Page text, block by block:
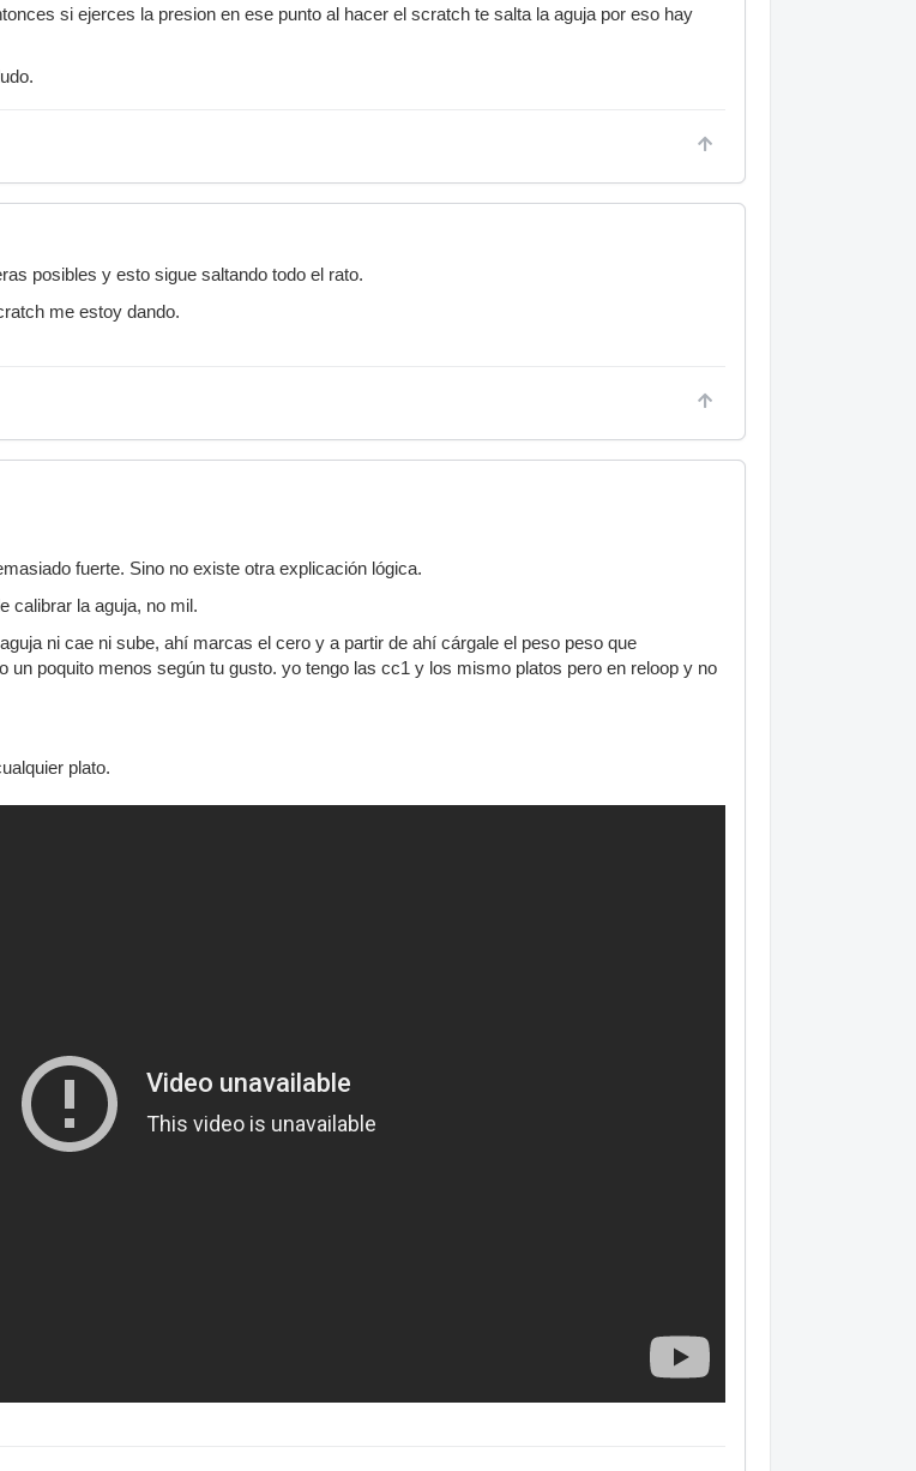
si ejerces la presion en ese punto al hacer el scratch te salta la aguja por eso hay
posibles y esto sigue saltando todo el rato.
me estoy dando.
fuerte. Sino no existe otra explicación lógica.
calibrar la aguja, no mil.
ni cae ni sube, ahí marcas el cero y a partir de ahí cárgale el peso peso que
un poquito menos según tu gusto. yo tengo las cc1 y los mismo platos pero en reloop y no
plato.